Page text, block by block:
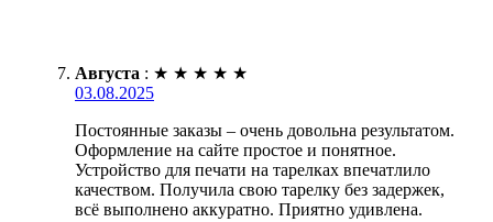
Августа : ★ ★ ★ ★ ★
03.08.2025
Постоянные заказы – очень довольна результатом.
Оформление на сайте простое и понятное.
Устройство для печати на тарелках впечатлило
качеством. Получила свою тарелку без задержек,
всё выполнено аккуратно. Приятно удивлена.